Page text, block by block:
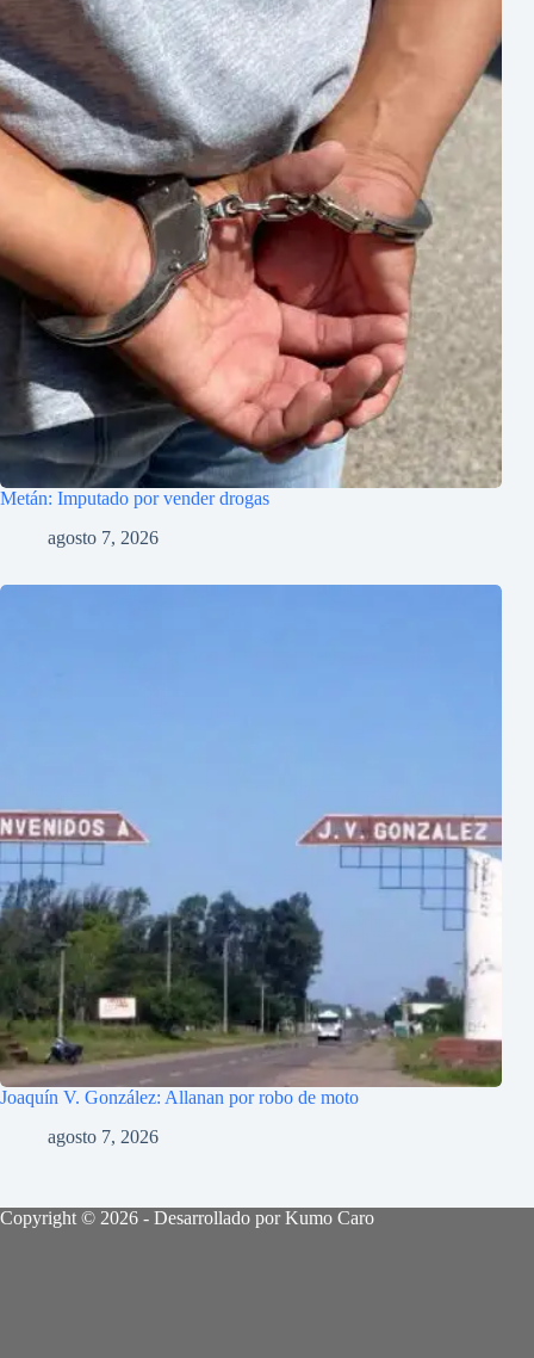
Metán: Imputado por vender drogas
agosto 7, 2026
Joaquín V. González: Allanan por robo de moto
agosto 7, 2026
Copyright © 2026 - Desarrollado por Kumo Caro